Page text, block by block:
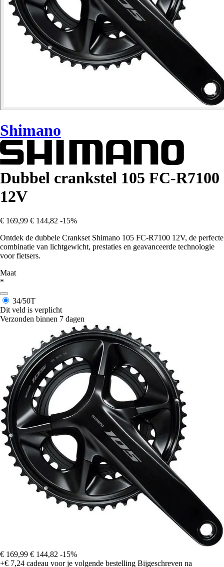
Shimano
Dubbel crankstel 105 FC-R7100
12V
€ 169,99 € 144,82 -15%
Ontdek de dubbele Crankset Shimano 105 FC-R7100 12V, de perfecte
combinatie van lichtgewicht, prestaties en geavanceerde technologie
voor fietsers.
Maat
*
34/50T
Dit veld is verplicht
Verzonden binnen 7 dagen
€ 169,99 € 144,82 -15%
+€ 7,24 cadeau voor je volgende bestelling Bijgeschreven na